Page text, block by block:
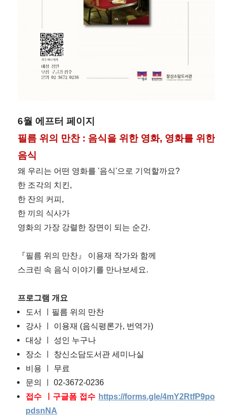
6월 에프터 페이지
필름 위의 만찬 : 음식을 위한 영화, 영화를 위한
음식
왜 우리는 어떤 영화를 '음식'으로 기억할까요?
한 조각의 치킨,
한 잔의 커피,
한 끼의 식사가
영화의 가장 강렬한 장면이 되는 순간.
『필름 위의 만찬』 이용재 작가와 함께
스크린 속 음식 이야기를 만나보세요.
프로그램 개요
도서 ㅣ필름 위의 만찬
강사 ㅣ 이용재 (음식평론가, 번역가)
대상 ㅣ 성인 누구나
장소 ㅣ 창신소담도서관 세미나실
비용 ㅣ 무료
문의 ㅣ 02-3672-0236
접수 ㅣ구글폼 접수 https://forms.gle/4mY2RtfP9po
pdsnNA